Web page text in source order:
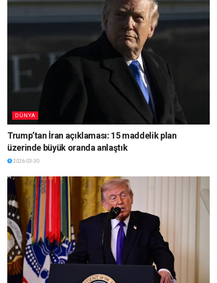
DÜNYA
Trump’tan İran açıklaması: 15 maddelik plan
üzerinde büyük oranda anlaştık
2026-03-30